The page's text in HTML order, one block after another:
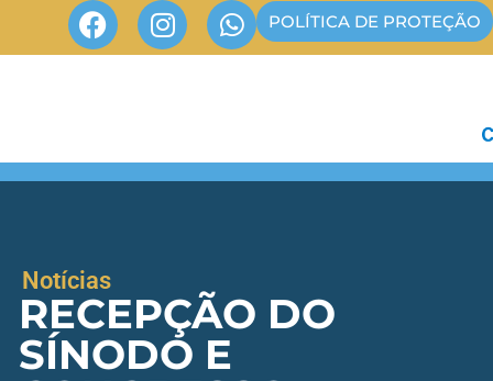
POLÍTICA DE PROTEÇÃO
Notícias
RECEPÇÃO DO
SÍNODO E